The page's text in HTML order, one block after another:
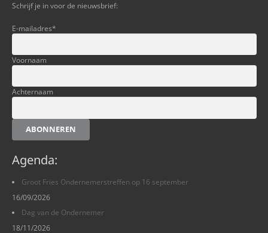
Schrijf je in voor de nieuwsbrief:
E-mailadres*
Voornaam
Achternaam
ABONNEREN
Agenda:
Groot Fries Ondernemerstreffen op 16 september
16/09/2026
Dag van de Ondernemer
18/11/2026